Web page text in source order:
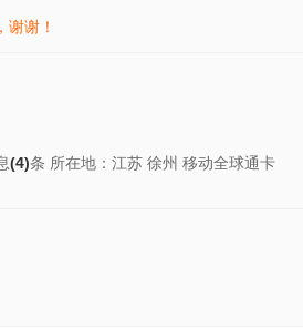
谢！
(4)条 所在地：江苏 徐州 移动全球通卡